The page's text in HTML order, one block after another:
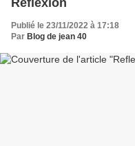
Reflexion
Publié le 23/11/2022 à 17:18
Par Blog de jean 40